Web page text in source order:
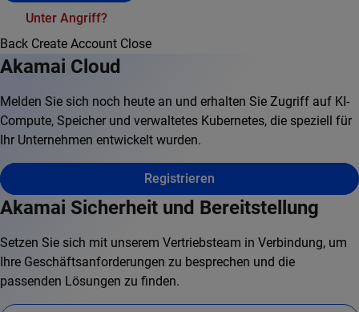
Unter Angriff?
Back Create Account Close
Akamai Cloud
Melden Sie sich noch heute an und erhalten Sie Zugriff auf KI-
Compute, Speicher und verwaltetes Kubernetes, die speziell für
Ihr Unternehmen entwickelt wurden.
Registrieren
Akamai Sicherheit und Bereitstellung
Setzen Sie sich mit unserem Vertriebsteam in Verbindung, um
Ihre Geschäftsanforderungen zu besprechen und die
passenden Lösungen zu finden.